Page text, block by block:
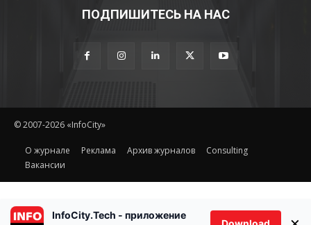
ПОДПИШИТЕСЬ НА НАС
© 2007-2026 «InfoCity»
O журнале Реклама Архив журналов
Consulting
Вакансии
InfoCity.Tech - приложение